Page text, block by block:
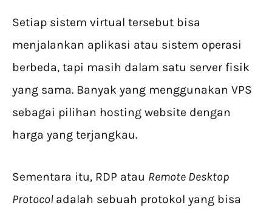
Setiap sistem virtual tersebut bisa
menjalankan aplikasi atau sistem operasi
berbeda, tapi masih dalam satu server fisik
yang sama. Banyak yang menggunakan VPS
sebagai pilihan hosting website dengan
harga yang terjangkau.
Sementara itu, RDP atau Remote Desktop
Protocol adalah sebuah protokol yang bisa